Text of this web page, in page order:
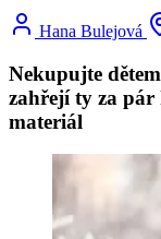
Hana Bulejová
Nekupujte
zahřejí ty za
materiál